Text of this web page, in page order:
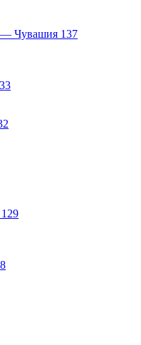
— Чувашия 137
129